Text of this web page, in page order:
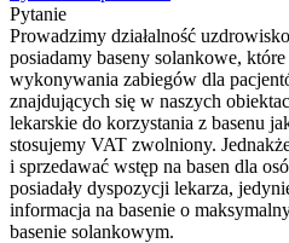
Pytanie
Prowadzimy działalność
posiadamy baseny solankowe,
wykonywania zabiegów dla
znajdujących się w naszych
lekarskie do korzystania z basenu
stosujemy VAT zwolniony.
i sprzedawać wstęp na basen dla
posiadały dyspozycji lekarza,
informacja na basenie o
basenie solankowym.